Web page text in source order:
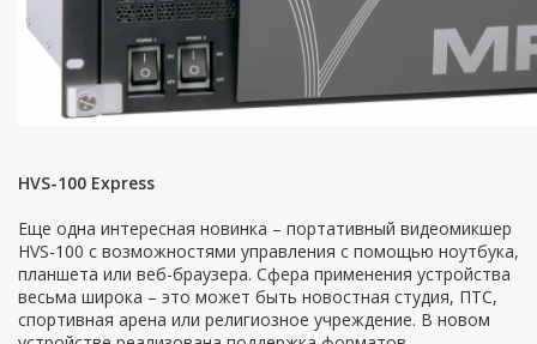
HVS-100 Express
Еще одна интересная новинка – портативный видеомикшер
HVS-100 с возможностями управления с помощью ноутбука,
планшета или веб-браузера. Сфера применения устройства
весьма широка – это может быть новостная студия, ПТС,
спортивная арена или религиозное учреждение. В новом